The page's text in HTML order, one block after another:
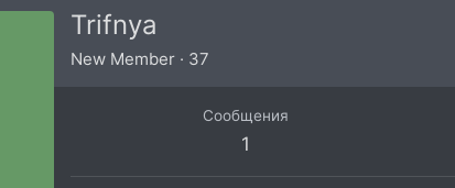
Trifnya
New Member · 37
Сообщения
1